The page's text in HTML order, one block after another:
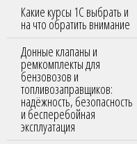
Какие курсы 1С выбрать и
на что обратить внимание
Донные клапаны и
ремкомплекты для
бензовозов и
топливозаправщиков:
надёжность, безопасность
и бесперебойная
эксплуатация